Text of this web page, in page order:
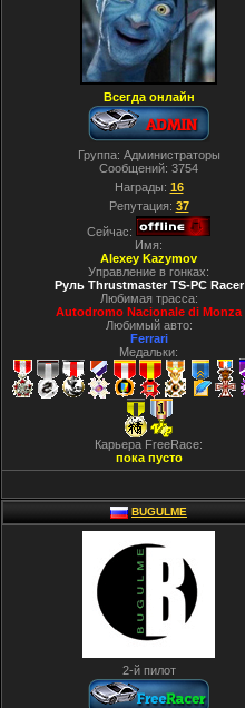
Всегда онлайн
Группа: Администраторы
Сообщений: 3754
Награды: 16
Репутация: 37
Сейчас:
Имя:
Alexey Kazymov
Управление в гонках:
Руль Thrustmaster TS-PC Racer
Любимая трасса:
Autodromo Nacionale di Monza
Любимый авто:
Ferrari
Медальки:
Карьера FreeRace:
пока пусто
BUGULME
2-й пилот